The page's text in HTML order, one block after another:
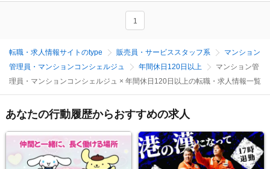
1
転職・求人情報サイトのtype 販売員・サービススタッフ系
マンション
管理員・マンションコンシェルジュ
年間休日120日以上
マンション管
理員・マンションコンシェルジュ × 年間休日120日以上の転職・求人情報一覧
あなたの行動履歴からおすすめの求人